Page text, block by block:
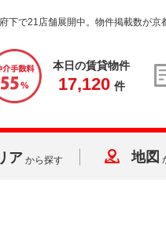
下で21店舗展開中。物件掲載数が京
本日の賃貸物件
17,120 件
ア から探す 地図